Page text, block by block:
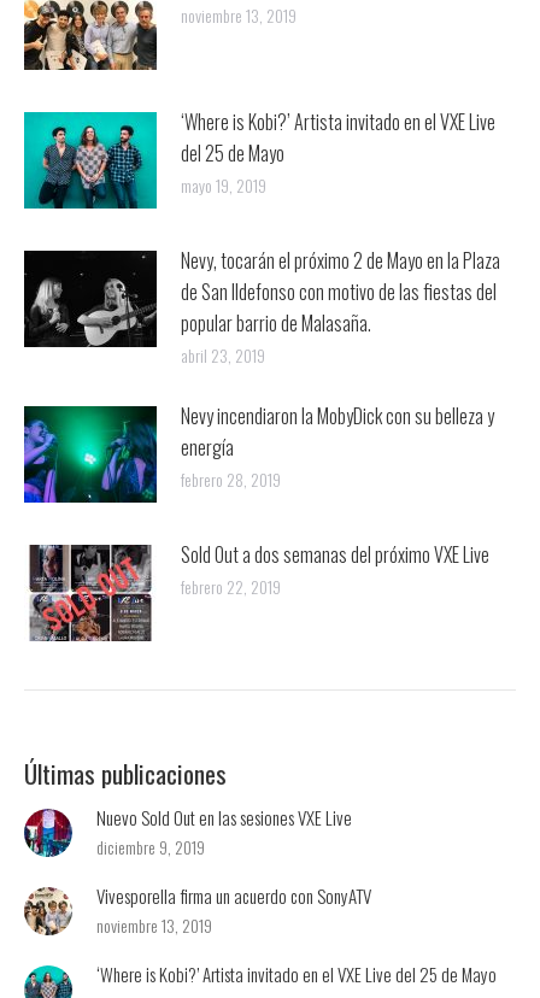
noviembre 13, 2019
‘Where is Kobi?’ Artista invitado en el VXE Live
del 25 de Mayo
mayo 19, 2019
Nevy, tocarán el próximo 2 de Mayo en la Plaza
de San Ildefonso con motivo de las fiestas del
popular barrio de Malasaña.
abril 23, 2019
Nevy incendiaron la MobyDick con su belleza y
energía
febrero 28, 2019
Sold Out a dos semanas del próximo VXE Live
febrero 22, 2019
Últimas publicaciones
Nuevo Sold Out en las sesiones VXE Live
diciembre 9, 2019
Vivesporella firma un acuerdo con SonyATV
noviembre 13, 2019
‘Where is Kobi?’ Artista invitado en el VXE Live del 25 de Mayo